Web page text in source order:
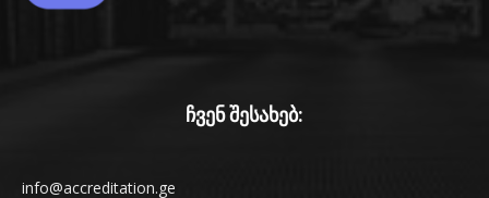
ჩვენ შესახებ:
info@accreditation.ge